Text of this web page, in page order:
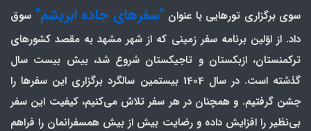
سوی برگزاری تورهایی با عنوان "سفرهای جاده ابریشم" سوق
داد. از اوّلین برنامه سفر زمینی که از شهر مشهد به مقصد کشورهای
ترکمنستان، ازبکستان و تاجیکستان شروع شد، بیش بیست سال
گذشته است. در سال 1404 بیستمین سالگرد برگزاری این سفرها را
جشن گرفتیم. و همچنان در هر سفر تلاش می‌کنیم، کیفیت این سفر
بی‌نظیر را افزایش داده و رضایت بیش از بیش همسفرانمان را فراهم